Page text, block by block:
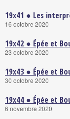
19x41 ● Les
16 octobre 2020
19x42 ● Épée et
23 octobre 2020
19x43 ● Épée et
30 octobre 2020
19x44 ● Épée et
6 novembre 2020